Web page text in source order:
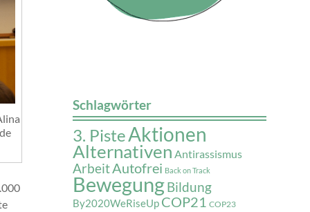
Schlagwörter
3. PisteAktionen
Alternativen Antirassismus
ArbeitAutofrei Back on Track
BewegungBildung
By2020WeRiseUp COP21 COP23